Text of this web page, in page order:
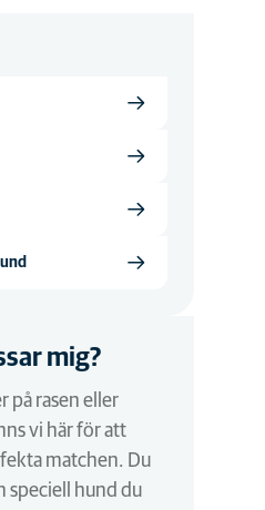
mig?
på rasen eller
vi här för att
matchen. Du
speciell hund du